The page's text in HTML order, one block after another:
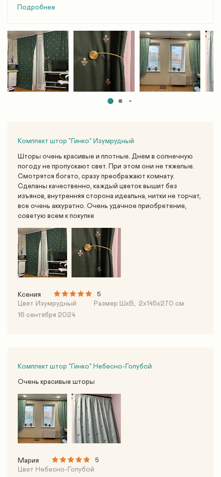
Подробнее
Комплект штор "Гинко" Изумрудный
Шторы очень красивые и плотные. Днем в солнечную
погоду не пропускают свет. При этом они не тяжелые.
Смотрятся богато, сразу преображают комнату.
Сделаны качественно, каждый цветок вышит без
изъянов, внутренняя сторона идеальна, нитки не торчат,
все очень аккуратно. Очень удачное приобретение,
советую всем к покупке
Ксения 5
Цвет Изумрудный Размер ШхВ, 2х145х270 см
16 сентября 2024
Комплект штор "Гинко" Небесно-Голубой
Очень красивые шторы
Мария 5
Цвет Небесно-Голубой